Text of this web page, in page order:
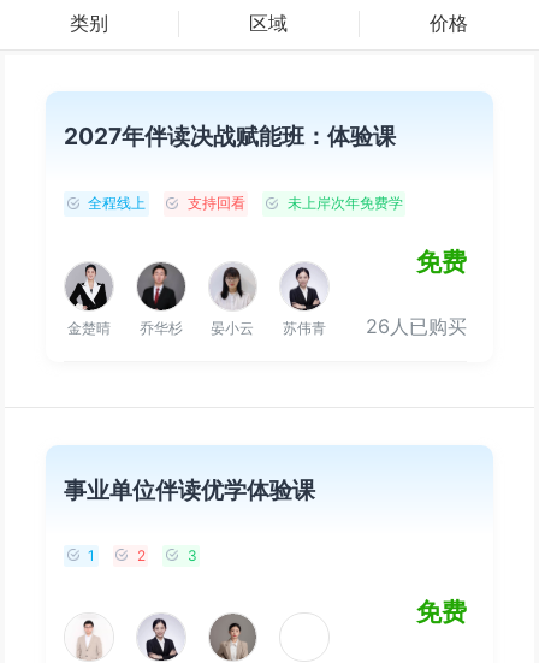
类别 区域 价格
2027年伴读决战赋能班：体验课
全程线上 支持回看 未上岸次年免费学
金楚晴 乔华杉 晏小云 苏伟青
免费
26人已购买
事业单位伴读优学体验课
1 2 3
免费